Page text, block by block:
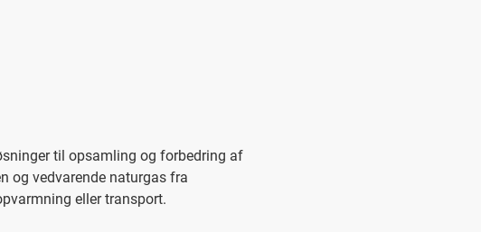
til opsamling og forbedring af
og vedvarende naturgas fra
eller transport.